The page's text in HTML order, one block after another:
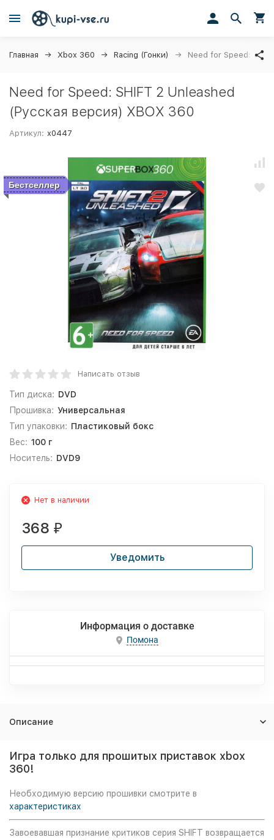
Главная Xbox 360 Racing (Гонки) Need for Speed:
Need for Speed: SHIFT 2 Unleashed
(Русская версия) XBOX 360
Артикул: x0447
Бестселлер
Написать отзыв
Тип диска: DVD
Прошивка: Универсальная
Тип упаковки: Пластиковый бокс
Вес: 100 г
Носитель: DVD9
Нет в наличии
368 ₽
Уведомить
Информация о доставке
Помона
Описание
Игра только для прошитых приставок xbox
360!
Необходимую версию прошивки смотрите в
характеристиках
Завоевавшая признание критиков серия SHIFT возвращается